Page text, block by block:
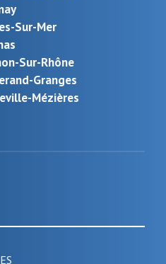
Sur-Mer
Sur-Rhône
Granges
Mézières